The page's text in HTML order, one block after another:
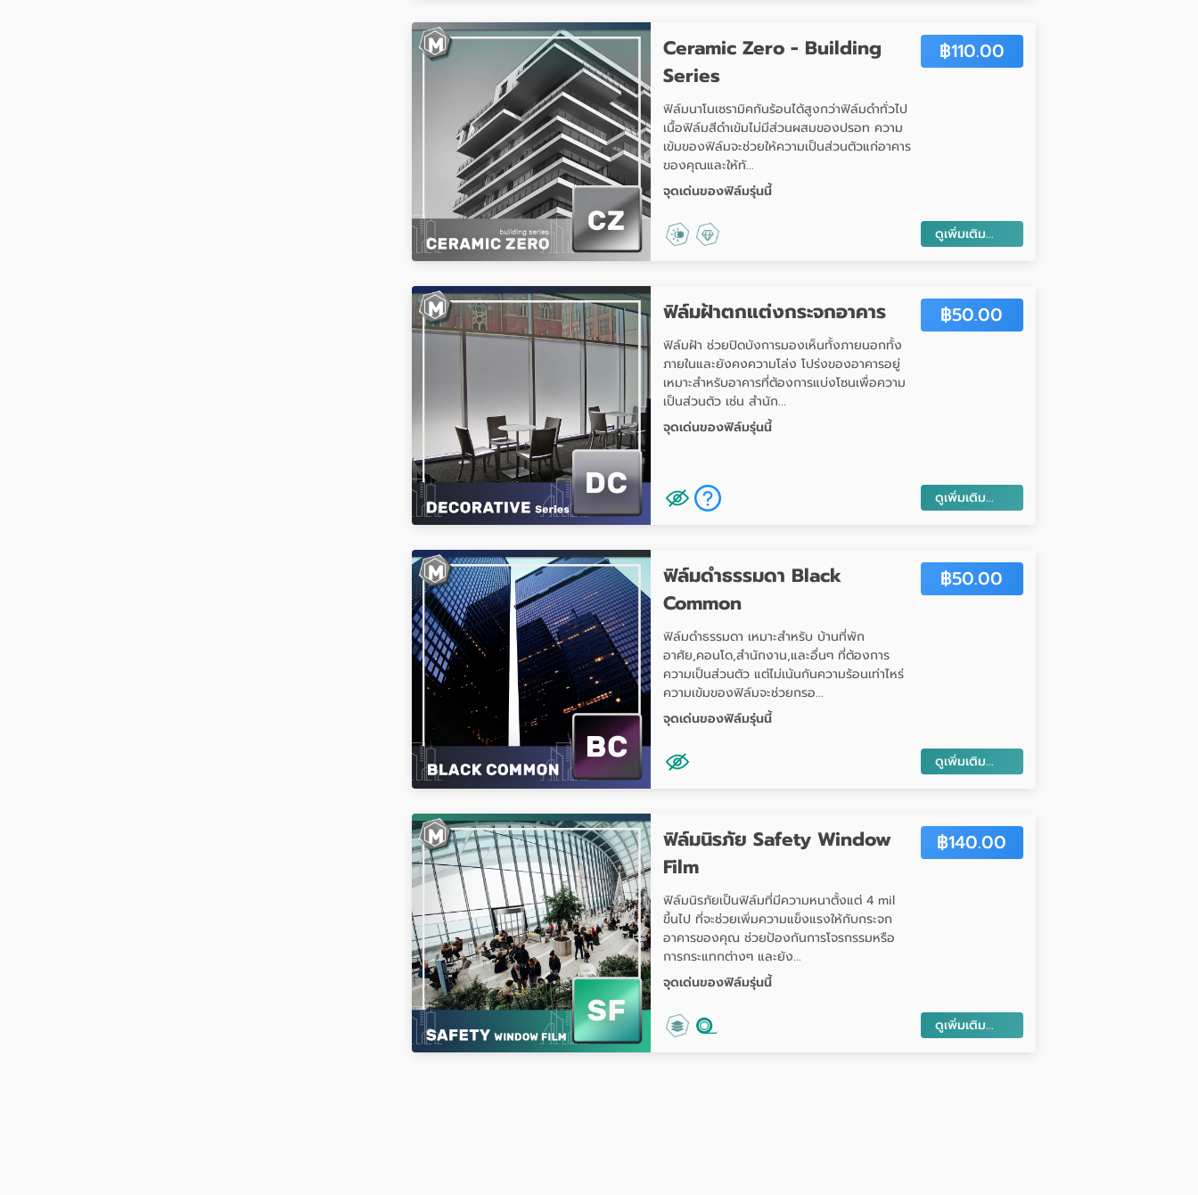
Ceramic Zero - Building
Series
ฟิล์มนาโนเซรามิคกันร้อนได้สูงกว่าฟิล์มดำทั่วไป
เนื้อฟิล์มสีดำเข้มไม่มีส่วนผสมของปรอท ความ
เข้มของฟิล์มจะช่วยให้ความเป็นส่วนตัวแก่อาคาร
ของคุณและให้ทั...
จุดเด่นของฟิล์มรุ่นนี้
฿110.00
ดูเพิ่มเติม...
ฟิล์มฝ้าตกแต่งกระจกอาคาร
ฟิล์มฝ้า ช่วยปิดบังการมองเห็นทั้งภายนอกทั้ง
ภายในและยังคงความโล่ง โปร่งของอาคารอยู่
เหมาะสำหรับอาคารที่ต้องการแบ่งโซนเพื่อความ
เป็นส่วนตัว เช่น สำนัก...
จุดเด่นของฟิล์มรุ่นนี้
฿50.00
ดูเพิ่มเติม...
ฟิล์มดำธรรมดา Black
Common
ฟิล์มดำธรรมดา เหมาะสำหรับ บ้านที่พัก
อาศัย,คอนโด,สำนักงาน,และอื่นๆ ที่ต้องการ
ความเป็นส่วนตัว แต่ไม่เน้นกันความร้อนเท่าไหร่
ความเข้มของฟิล์มจะช่วยกรอ...
จุดเด่นของฟิล์มรุ่นนี้
฿50.00
ดูเพิ่มเติม...
ฟิล์มนิรภัย Safety Window
Film
ฟิล์มนิรภัยเป็นฟิล์มที่มีความหนาตั้งแต่ 4 mil
ขึ้นไป ที่จะช่วยเพิ่มความแข็งแรงให้กับกระจก
อาคารของคุณ ช่วยป้องกันการโจรกรรมหรือ
การกระแทกต่างๆ และยัง...
จุดเด่นของฟิล์มรุ่นนี้
฿140.00
ดูเพิ่มเติม...